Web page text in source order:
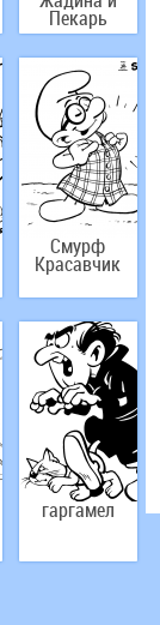
Пекарь
Смурф
Красавчик
гаргамел